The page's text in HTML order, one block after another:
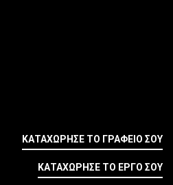
ΚΑΤΑΧΩΡΗΣΕ ΤΟ ΓΡΑΦΕΙΟ ΣΟΥ
ΚΑΤΑΧΩΡΗΣΕ ΤΟ ΕΡΓΟ ΣΟΥ